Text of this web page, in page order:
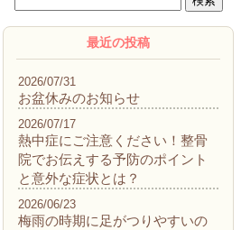
最近の投稿
お盆休みのお知らせ
2026/07/31
熱中症にご注意ください！整骨
院でお伝えする予防のポイント
と意外な症状とは？
2026/07/17
梅雨の時期に足がつりやすいの
2026/06/23